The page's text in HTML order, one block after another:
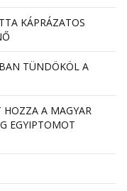
KÁPRÁZATOS
TÜNDÖKÖL A
HOZZA A MAGYAR
EGYIPTOMOT